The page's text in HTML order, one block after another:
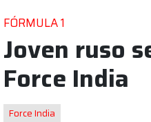
FÓRMULA 1
Joven ruso
Force India
Force India